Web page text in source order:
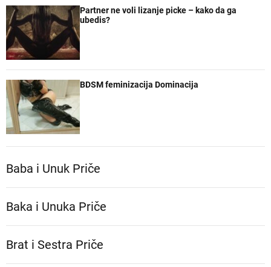
Partner ne voli lizanje picke – kako da ga
ubedis?
BDSM feminizacija Dominacija
Baba i Unuk Priče
Baka i Unuka Pričе
Brat i Sestra Priče